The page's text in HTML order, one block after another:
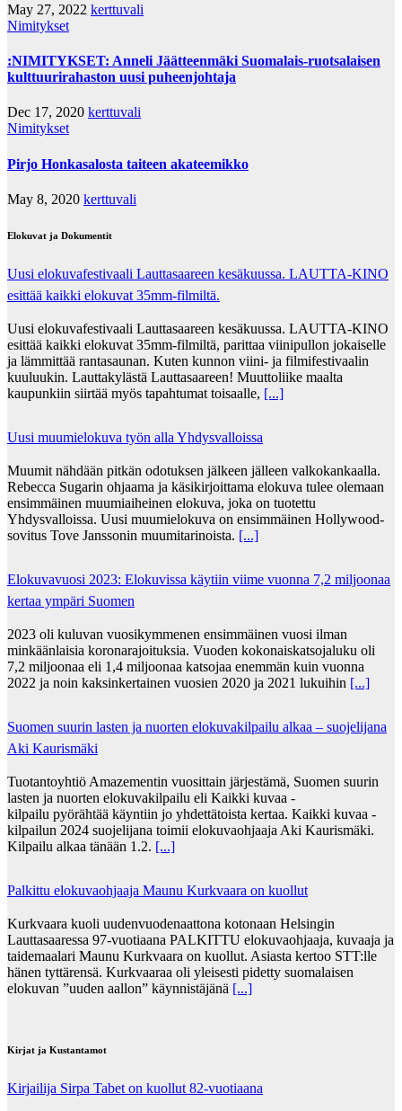
May 27, 2022 kerttuvali
Nimitykset
:NIMITYKSET: Anneli Jäätteenmäki Suomalais-ruotsalaisen
kulttuurirahaston uusi puheenjohtaja
Dec 17, 2020 kerttuvali
Nimitykset
Pirjo Honkasalosta taiteen akateemikko
May 8, 2020 kerttuvali
Elokuvat ja Dokumentit
Uusi elokuvafestivaali Lauttasaareen kesäkuussa. LAUTTA-KINO
esittää kaikki elokuvat 35mm-filmiltä.
Uusi elokuvafestivaali Lauttasaareen kesäkuussa. LAUTTA-KINO
esittää kaikki elokuvat 35mm-filmiltä, parittaa viinipullon jokaiselle
ja lämmittää rantasaunan. Kuten kunnon viini- ja filmifestivaalin
kuuluukin. Lauttakylästä Lauttasaareen! Muuttoliike maalta
kaupunkiin siirtää myös tapahtumat toisaalle, [...]
Uusi muumielokuva työn alla Yhdysvalloissa
Muumit nähdään pitkän odotuksen jälkeen jälleen valkokankaalla.
Rebecca Sugarin ohjaama ja käsikirjoittama elokuva tulee olemaan
ensimmäinen muumiaiheinen elokuva, joka on tuotettu
Yhdysvalloissa. Uusi muumielokuva on ensimmäinen Hollywood-
sovitus Tove Janssonin muumitarinoista. [...]
Elokuvavuosi 2023: Elokuvissa käytiin viime vuonna 7,2 miljoonaa
kertaa ympäri Suomen
2023 oli kuluvan vuosikymmenen ensimmäinen vuosi ilman
minkäänlaisia koronarajoituksia. Vuoden kokonaiskatsojaluku oli
7,2 miljoonaa eli 1,4 miljoonaa katsojaa enemmän kuin vuonna
2022 ja noin kaksinkertainen vuosien 2020 ja 2021 lukuihin [...]
Suomen suurin lasten ja nuorten elokuvakilpailu alkaa – suojelijana
Aki Kaurismäki
Tuotantoyhtiö Amazementin vuosittain järjestämä, Suomen suurin
lasten ja nuorten elokuvakilpailu eli Kaikki kuvaa -
kilpailu pyörähtää käyntiin jo yhdettätoista kertaa. Kaikki kuvaa -
kilpailun 2024 suojelijana toimii elokuvaohjaaja Aki Kaurismäki.
Kilpailu alkaa tänään 1.2. [...]
Palkittu elokuvaohjaaja Maunu Kurkvaara on kuollut
Kurkvaara kuoli uudenvuodenaattona kotonaan Helsingin
Lauttasaaressa 97-vuotiaana PALKITTU elokuvaohjaaja, kuvaaja ja
taidemaalari Maunu Kurkvaara on kuollut. Asiasta kertoo STT:lle
hänen tyttärensä. Kurkvaaraa oli yleisesti pidetty suomalaisen
elokuvan ”uuden aallon” käynnistäjänä [...]
Kirjat ja Kustantamot
Kirjailija Sirpa Tabet on kuollut 82-vuotiaana